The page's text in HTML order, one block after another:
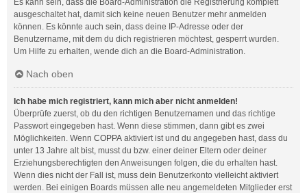
Es kann sein, dass die Board-Administration die Registrierung komplett
ausgeschaltet hat, damit sich keine neuen Benutzer mehr anmelden
können. Es könnte auch sein, dass deine IP-Adresse oder der
Benutzername, mit dem du dich registrieren möchtest, gesperrt wurden.
Um Hilfe zu erhalten, wende dich an die Board-Administration.
Nach oben
Ich habe mich registriert, kann mich aber nicht anmelden!
Überprüfe zuerst, ob du den richtigen Benutzernamen und das richtige
Passwort eingegeben hast. Wenn diese stimmen, dann gibt es zwei
Möglichkeiten. Wenn COPPA aktiviert ist und du angegeben hast, dass du
unter 13 Jahre alt bist, musst du bzw. einer deiner Eltern oder deiner
Erziehungsberechtigten den Anweisungen folgen, die du erhalten hast.
Wenn dies nicht der Fall ist, muss dein Benutzerkonto vielleicht aktiviert
werden. Bei einigen Boards müssen alle neu angemeldeten Mitglieder erst